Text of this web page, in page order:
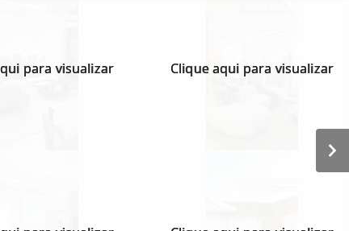
para visualizar Clique aqui para visualizar